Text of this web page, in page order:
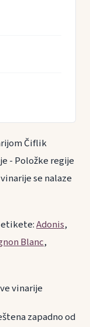
Čiflik
- Položke regije
se nalaze
etikete:Adonis,
Blanc,
vinarije
zapadno od